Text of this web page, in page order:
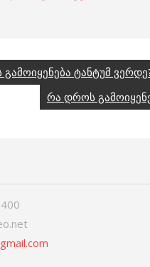
ტანტუმ
რა დროს